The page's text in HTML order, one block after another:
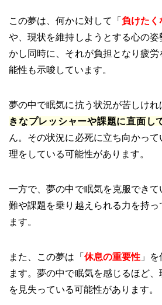
この夢は、何かに対して「 負けたく
や、現状を維持しようとする心の
かし同時に、それが負担となり疲
能性も示唆しています。
夢の中で眠気に抗う状況が苦しけれ
きなプレッシャーや課題に直面し
ん。その状況に必死に立ち向かっ
理をしている可能性があります。
一方で、夢の中で眠気を克服できて
難や課題を乗り越えられる力を持
ます。
また、この夢は「 休息の重要性 」
ます。夢の中で眠気を感じるほど
を見失っている可能性があります。